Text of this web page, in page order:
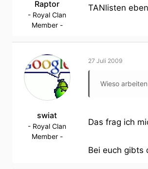
Raptor
- Royal Clan
Member -
TANlisten
swiat
- Royal Clan
Member -
27 Juli 2009
Wieso
Das frag ich
Bei euch gibts